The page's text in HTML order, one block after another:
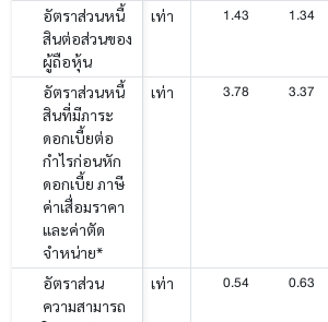
อัตราส่วนหนี้
สินต่อส่วนของ
ผู้ถือหุ้น
เท่า 1.43 1.34
อัตราส่วนหนี้
สินที่มีภาระ
ดอกเบี้ยต่อ
กำไรก่อนหัก
ดอกเบี้ย ภาษี
ค่าเสื่อมราคา
และค่าตัด
จำหน่าย*
เท่า 3.78 3.37
อัตราส่วน
ความสามารถ
เท่า 0.54 0.63